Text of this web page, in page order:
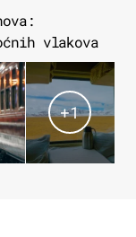
vlakova
+1